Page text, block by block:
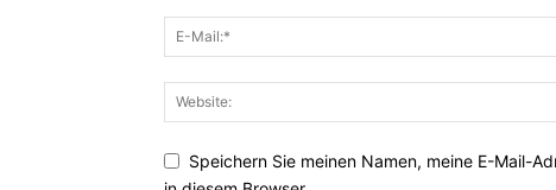
Speichern Sie meinen Namen, meine E-Mail-